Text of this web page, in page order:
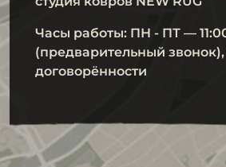
Часы работы: ПН - ПТ —
(предварительный
договорённости